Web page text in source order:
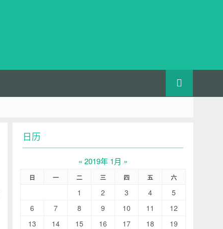
日历
« 2019年 1月 »
日 一 二 三 四 五 六
1 2 3 4
5
6
7 8 9 10 11
12
13
14 15 16 17 18
19